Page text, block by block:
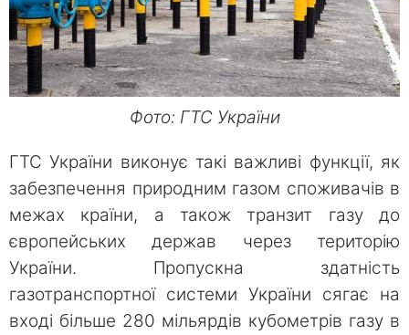
Фото: ГТС України
ГТС України виконує такі важливі функції, як
забезпечення природним газом споживачів в
межах країни, а також транзит газу до
європейських держав через територію
України. Пропускна здатність
газотранспортної системи України сягає на
вході більше 280 мільярдів кубометрів газу в